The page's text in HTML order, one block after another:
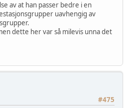
av at han passer bedre i en
uavhengig av
dette her var så milevis unna det
#475